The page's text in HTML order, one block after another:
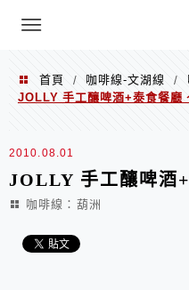
巧、
menu
首頁 / 咖啡線-文湖線 /
JOLLY 手工釀啤酒+泰食餐廳
2010.08.01
JOLLY 手工釀啤酒
咖啡線：葫洲